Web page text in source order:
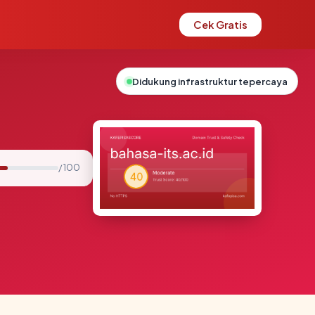
Cek Gratis
/ 100
Didukung infrastruktur tepercaya